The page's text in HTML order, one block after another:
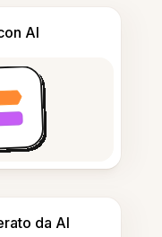
AI
da AI